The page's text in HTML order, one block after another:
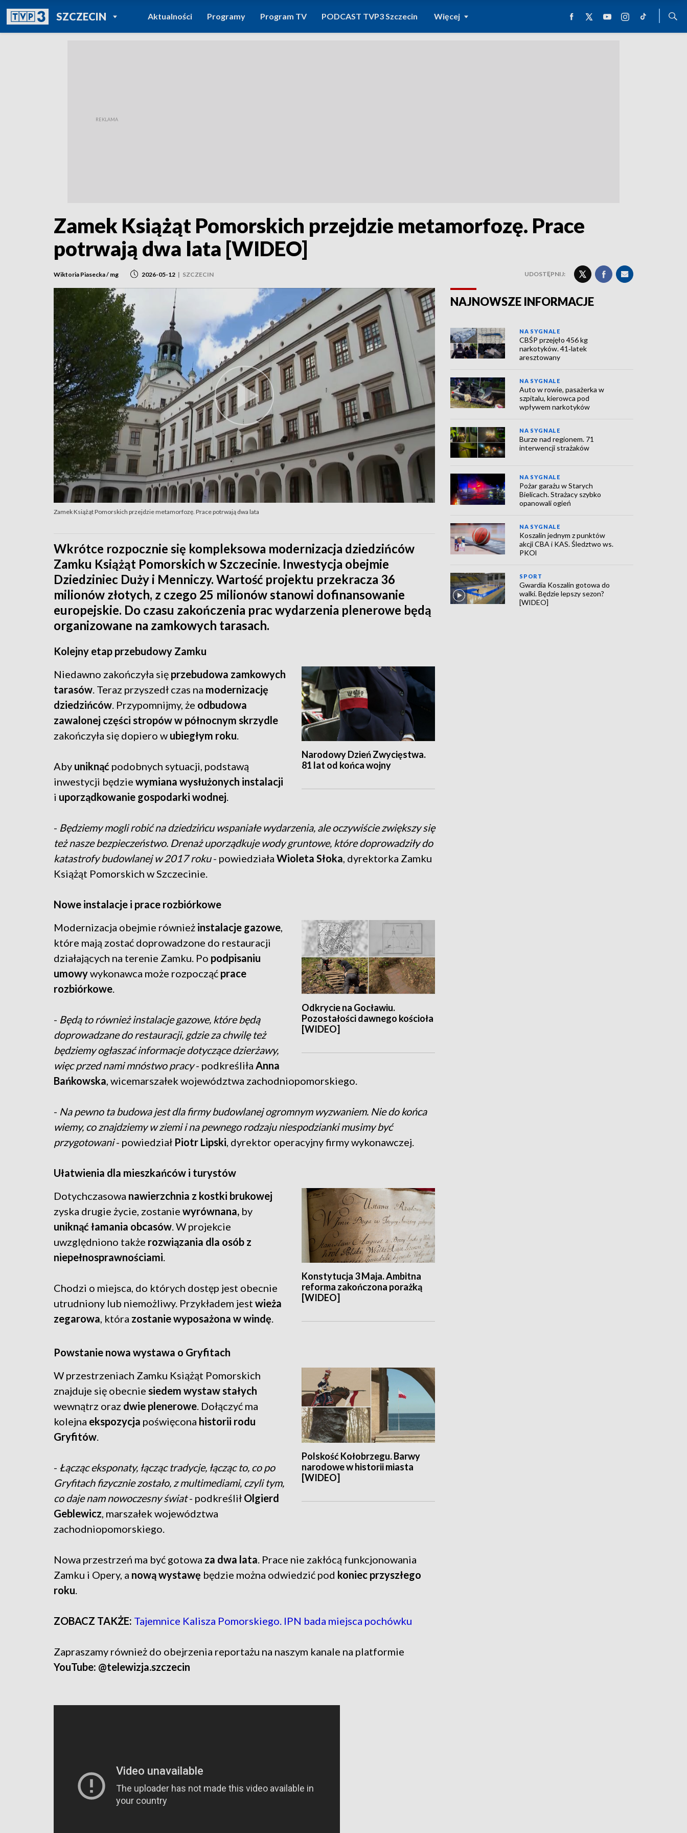
SZCZECINPOWRÓT DO
TVP REGIONY
Aktualności Programy Program TV PODCAST TVP3 Szczecin Więcej
Zamek Książąt Pomorskich przejdzie metamorfozę. Prace
potrwają dwa lata [WIDEO]
Wiktoria Piasecka / mg 2026-05-12 | SZCZECIN UDOSTĘPNIJ:
Zamek Książąt Pomorskich przejdzie metamorfozę. Prace potrwają dwa lata
Wkrótce rozpocznie się kompleksowa modernizacja dziedzińców
Zamku Książąt Pomorskich w Szczecinie. Inwestycja obejmie
Dziedziniec Duży i Menniczy. Wartość projektu przekracza 36
milionów złotych, z czego 25 milionów stanowi dofinansowanie
europejskie. Do czasu zakończenia prac wydarzenia plenerowe będą
organizowane na zamkowych tarasach.
Kolejny etap przebudowy Zamku
Narodowy Dzień Zwycięstwa.
81 lat od końca wojny
Niedawno zakończyła się przebudowa zamkowych
tarasów . Teraz przyszedł czas na modernizację
dziedzińców . Przypomnijmy, że odbudowa
zawalonej części stropów w północnym skrzydle
zakończyła się dopiero w ubiegłym roku
Aby uniknąć podobnych sytuacji, podstawą
inwestycji będzie wymiana wysłużonych instalacji
i uporządkowanie gospodarki wodnej
- Będziemy mogli robić na dziedzińcu wspaniałe wydarzenia, ale oczywiście zwiększy się
też nasze bezpieczeństwo. Drenaż uporządkuje wody gruntowe, które doprowadziły do
katastrofy budowlanej w 2017 roku- powiedziała Wioleta Słoka , dyrektorka Zamku
Książąt Pomorskich w Szczecinie.
Nowe instalacje i prace rozbiórkowe
Odkrycie na Gocławiu.
Pozostałości dawnego kościoła
[WIDEO]
Modernizacja obejmie również instalacje gazowe
które mają zostać doprowadzone do restauracji
działających na terenie Zamku. Po podpisaniu
umowywykonawca może rozpocząć prace
rozbiórkowe
- Będą to również instalacje gazowe, które będą
doprowadzane do restauracji, gdzie za chwilę też
będziemy ogłaszać informacje dotyczące dzierżawy,
więc przed nami mnóstwo pracy- podkreśliła Anna
Bańkowska , wicemarszałek województwa zachodniopomorskiego.
- Na pewno ta budowa jest dla firmy budowlanej ogromnym wyzwaniem. Nie do końca
wiemy, co znajdziemy w ziemi i na pewnego rodzaju niespodzianki musimy być
przygotowani- powiedział Piotr Lipski , dyrektor operacyjny firmy wykonawczej.
Ułatwienia dla mieszkańców i turystów
Konstytucja 3 Maja. Ambitna
reforma zakończona porażką
[WIDEO]
Dotychczasowa nawierzchnia z kostki brukowej
zyska drugie życie, zostanie wyrównana, by
uniknąć łamania obcasów . W projekcie
uwzględniono także rozwiązania dla osób z
niepełnosprawnościami
Chodzi o miejsca, do których dostęp jest obecnie
utrudniony lub niemożliwy. Przykładem jest wieża
zegarowa , która zostanie wyposażona w windę
Powstanie nowa wystawa o Gryfitach
Polskość Kołobrzegu. Barwy
narodowe w historii miasta
[WIDEO]
W przestrzeniach Zamku Książąt Pomorskich
znajduje się obecnie siedem wystaw stałych
wewnątrz oraz dwie plenerowe. Dołączyć ma
kolejna ekspozycja poświęcona historii rodu
Gryfitów.
- Łącząc eksponaty, łącząc tradycje, łącząc to, co po
Gryfitach fizycznie zostało, z multimediami, czyli tym,
co daje nam nowoczesny świat- podkreślił Olgierd
Geblewicz, marszałek województwa
zachodniopomorskiego.
Nowa przestrzeń ma być gotowa za dwa lata. Prace nie zakłócą funkcjonowania
Zamku i Opery, a nową wystawę będzie można odwiedzić pod koniec przyszłego
roku.
ZOBACZ TAKŻE: Tajemnice Kalisza Pomorskiego. IPN bada miejsca pochówku
Zapraszamy również do obejrzenia reportażu na naszym kanale na platformie
YouTube: @telewizja.szczecin
NAJNOWSZE INFORMACJE
NA SYGNALE
CBŚP przejęło 456 kg
narkotyków. 41‑latek
aresztowany
NA SYGNALE
Auto w rowie, pasażerka w
szpitalu, kierowca pod
wpływem narkotyków
NA SYGNALE
Burze nad regionem. 71
interwencji strażaków
NA SYGNALE
Pożar garażu w Starych
Bielicach. Strażacy szybko
opanowali ogień
NA SYGNALE
Koszalin jednym z punktów
akcji CBA i KAS. Śledztwo ws.
PKOl
SPORT
Gwardia Koszalin gotowa do
walki. Będzie lepszy sezon?
[WIDEO]